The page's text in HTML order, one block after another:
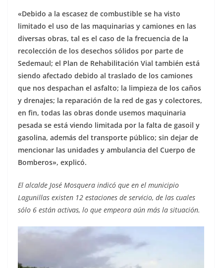
«Debido a la escasez de combustible se ha visto
limitado el uso de las maquinarias y camiones en las
diversas obras, tal es el caso de la frecuencia de la
recolección de los desechos sólidos por parte de
Sedemaul; el Plan de Rehabilitación Vial también está
siendo afectado debido al traslado de los camiones
que nos despachan el asfalto; la limpieza de los caños
y drenajes; la reparación de la red de gas y colectores,
en fin, todas las obras donde usemos maquinaria
pesada se está viendo limitada por la falta de gasoil y
gasolina, además del transporte público; sin dejar de
mencionar las unidades y ambulancia del Cuerpo de
Bomberos», explicó.
El alcalde José Mosquera indicó que en el municipio
Lagunillas existen 12 estaciones de servicio, de las cuales
sólo 6 están activas, lo que empeora aún más la situación.